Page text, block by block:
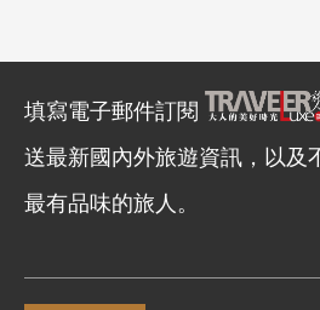
填寫電子郵件訂閱
送最新國內外旅遊資訊，以及
最有品味的旅人。